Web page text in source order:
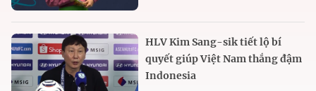
HLV Kim Sang-sik tiết lộ bí
quyết giúp Việt Nam thắng đậm
Indonesia